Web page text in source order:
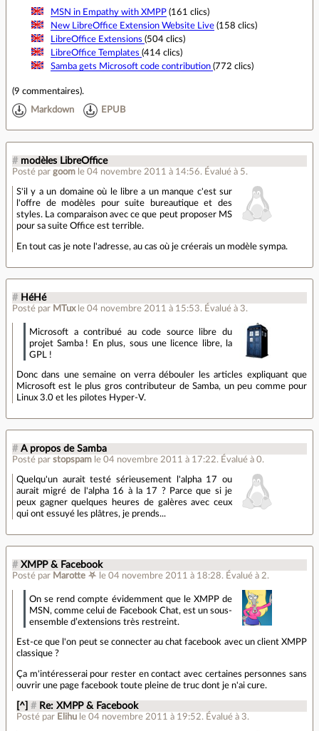
MSN in Empathy with XMPP(161 clics)
New LibreOffice Extension Website Live(158 clics)
LibreOffice Extensions (504 clics)
LibreOffice Templates (414 clics)
Samba gets Microsoft code contribution (772 clics)
(9 commentaires).
Markdown EPUB
# modèles LibreOffice
Posté par goom le 04 novembre 2011 à 14:56. Évalué à 5.
S'il y a un domaine où le libre a un manque c'est sur
l'offre de modèles pour suite bureautique et des
styles. La comparaison avec ce que peut proposer MS
pour sa suite Office est terrible.
En tout cas je note l'adresse, au cas où je créerais un modèle sympa.
# HéHé
Posté par MTux le 04 novembre 2011 à 15:53. Évalué à 3.
Microsoft a contribué au code source libre du
projet Samba ! En plus, sous une licence libre, la
GPL !
Donc dans une semaine on verra débouler les articles expliquant que
Microsoft est le plus gros contributeur de Samba, un peu comme pour
Linux 3.0 et les pilotes Hyper-V.
# A propos de Samba
Posté par stopspam le 04 novembre 2011 à 17:22. Évalué à 0.
Quelqu'un aurait testé sérieusement l'alpha 17 ou
aurait migré de l'alpha 16 à la 17 ? Parce que si je
peux gagner quelques heures de galères avec ceux
qui ont essuyé les plâtres, je prends...
# XMPP & Facebook
Posté par Marotte ⛧ le 04 novembre 2011 à 18:28. Évalué à 2.
On se rend compte évidemment que le XMPP de
MSN, comme celui de Facebook Chat, est un sous‐
ensemble d’extensions très restreint.
Est-ce que l'on peut se connecter au chat facebook avec un client XMPP
classique ?
Ça m'intéresserai pour rester en contact avec certaines personnes sans
ouvrir une page facebook toute pleine de truc dont je n'ai cure.
[^] # Re: XMPP & Facebook
Posté par Elihu le 04 novembre 2011 à 19:52. Évalué à 3.